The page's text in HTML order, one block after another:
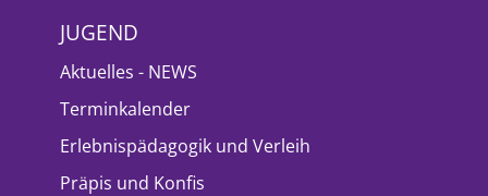
JUGEND
Aktuelles - NEWS
Terminkalender
Erlebnispädagogik und Verleih
Präpis und Konfis